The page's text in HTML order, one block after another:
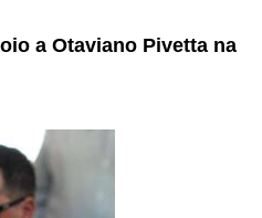
a Otaviano Pivetta na